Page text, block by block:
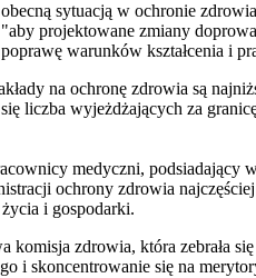
sytuacją w ochronie
projektowane zmiany
warunków kształcenia i
na ochronę zdrowia są
liczba wyjeżdżających za
medyczni, podsiadający
ochrony zdrowia
i gospodarki.
zdrowia, która zebrała
i skoncentrowanie się na